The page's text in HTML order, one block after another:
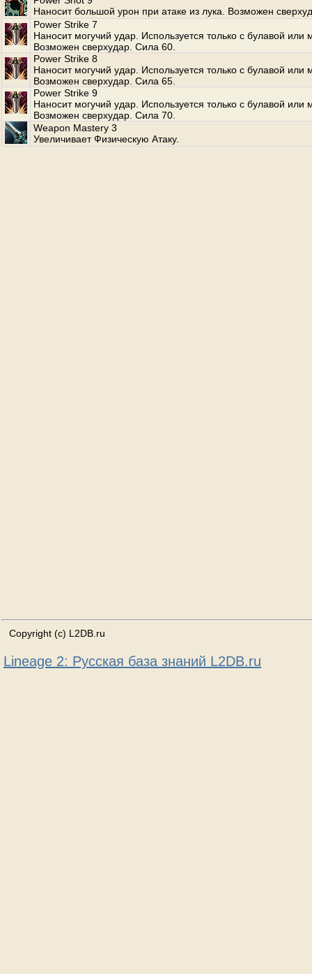
Наносит большой урон при атаке из лука. Возможен
Power Strike 7
Наносит могучий удар. Используется только с булавой или
Возможен сверхудар. Сила 60.
Power Strike 8
Наносит могучий удар. Используется только с булавой или
Возможен сверхудар. Сила 65.
Power Strike 9
Наносит могучий удар. Используется только с булавой или
Возможен сверхудар. Сила 70.
Weapon Mastery 3
Увеличивает Физическую Атаку.
Copyright (c) L2DB.ru
Lineage 2: Русская база знаний L2DB.ru